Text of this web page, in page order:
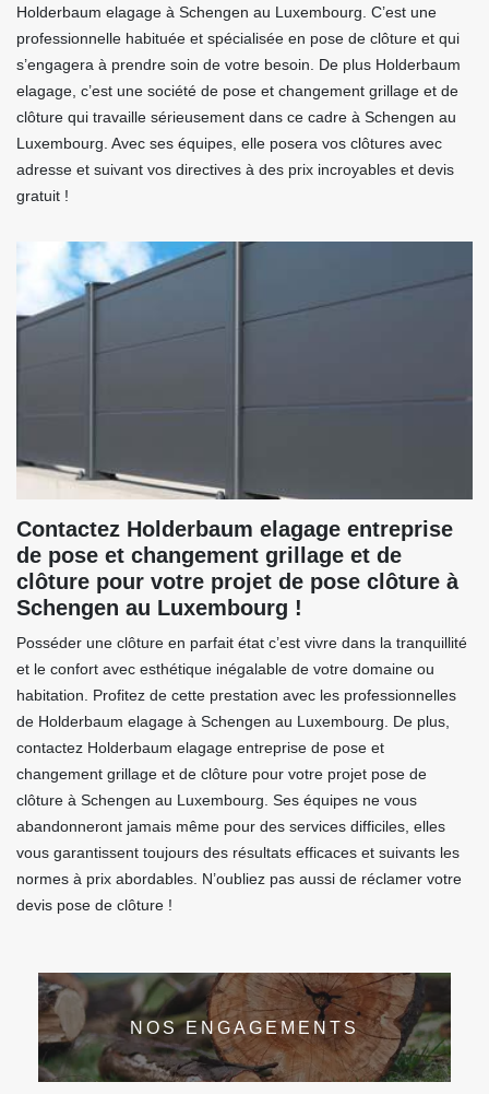
Holderbaum elagage à Schengen au Luxembourg. C’est une
professionnelle habituée et spécialisée en pose de clôture et qui
s’engagera à prendre soin de votre besoin. De plus Holderbaum
elagage, c’est une société de pose et changement grillage et de
clôture qui travaille sérieusement dans ce cadre à Schengen au
Luxembourg. Avec ses équipes, elle posera vos clôtures avec
adresse et suivant vos directives à des prix incroyables et devis
gratuit !
Contactez Holderbaum elagage entreprise
de pose et changement grillage et de
clôture pour votre projet de pose clôture à
Schengen au Luxembourg !
Posséder une clôture en parfait état c’est vivre dans la tranquillité
et le confort avec esthétique inégalable de votre domaine ou
habitation. Profitez de cette prestation avec les professionnelles
de Holderbaum elagage à Schengen au Luxembourg. De plus,
contactez Holderbaum elagage entreprise de pose et
changement grillage et de clôture pour votre projet pose de
clôture à Schengen au Luxembourg. Ses équipes ne vous
abandonneront jamais même pour des services difficiles, elles
vous garantissent toujours des résultats efficaces et suivants les
normes à prix abordables. N’oubliez pas aussi de réclamer votre
devis pose de clôture !
NOS ENGAGEMENTS